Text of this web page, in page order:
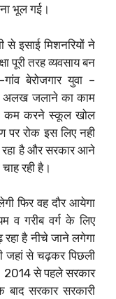
भूल गई।
से इसाई मिशनरियों ने
पूरी तरह व्यवसाय बन
बेरोजगार युवा –
अलख जलाने का काम
कम करने स्कूल खोल
पर रोक इस लिए नही
रहा है और सरकार आने
रही है।
फिर वह दौर आयेगा
व गरीब वर्ग के लिए
रहा है नीचे जाने लगेगा
जहां से चढ़कर पिछली
2014 से पहले सरकार
सरकार सरकारी